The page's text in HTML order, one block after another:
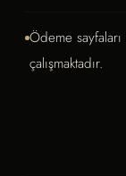
Ödeme sayfaları
çalışmaktadır.